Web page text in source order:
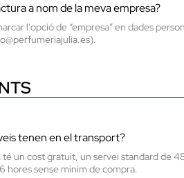
a nom de la meva empresa?
l'opció de “empresa” en dades
tenen en el transport?
un cost gratuit, un servei standard de
hores sense mínim de compra.